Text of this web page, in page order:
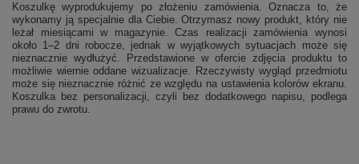
Koszulkę wyprodukujemy po złożeniu zamówienia. Oznacza to, że
wykonamy ją specjalnie dla Ciebie. Otrzymasz nowy produkt, który nie
leżał miesiącami w magazynie. Czas realizacji zamówienia wynosi
około 1–2 dni robocze, jednak w wyjątkowych sytuacjach może się
nieznacznie wydłużyć. Przedstawione w ofercie zdjęcia produktu to
możliwie wiernie oddane wizualizacje. Rzeczywisty wygląd przedmiotu
może się nieznacznie różnić ze względu na ustawienia kolorów ekranu.
Koszulka bez personalizacji, czyli bez dodatkowego napisu, podlega
prawu do zwrotu.